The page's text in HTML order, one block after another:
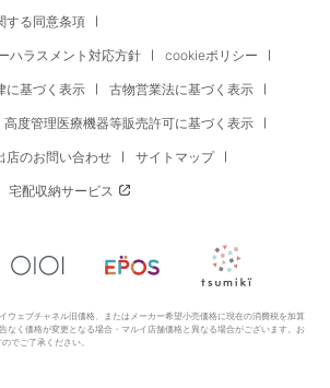
する同意条項
ハラスメント対応方針 cookieポリシー
に基づく表示 古物営業法に基づく表示
高度管理医療機器等販売許可に基づく表示
店のお問い合わせ サイトマップ
宅配収納サービス
ウェブチャネル旧価格、またはメーカー希望小売価格に現在の消費税を加算
なく価格が変更となる場合・マルイ店舗価格と異なる場合がございます。お
でご了承ください。